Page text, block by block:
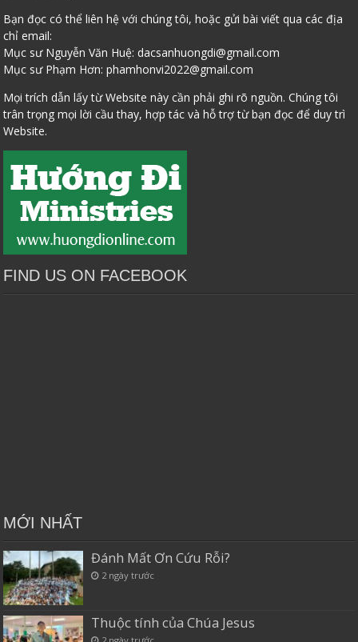
Bạn đọc có thể liên hệ với chúng tôi, hoặc gửi bài viết qua các địa
chỉ email:
Mục sư Nguyễn Văn Huệ:dacsanhuongdi@gmail.com
Mục sư Phạm Hơn:phamhonvi2022@gmail.com
Mọi trích dẫn lấy từ Website này cần phải ghi rõ nguồn. Chúng tôi
trân trọng mọi lời cầu thay, hợp tác và hỗ trợ từ bạn đọc để duy trì
Website.
FIND US ON FACEBOOK
MỚI NHẤT
Đánh Mất Ơn Cứu Rỗi?
2 ngày trước
Thuộc tính của Chúa Jesus